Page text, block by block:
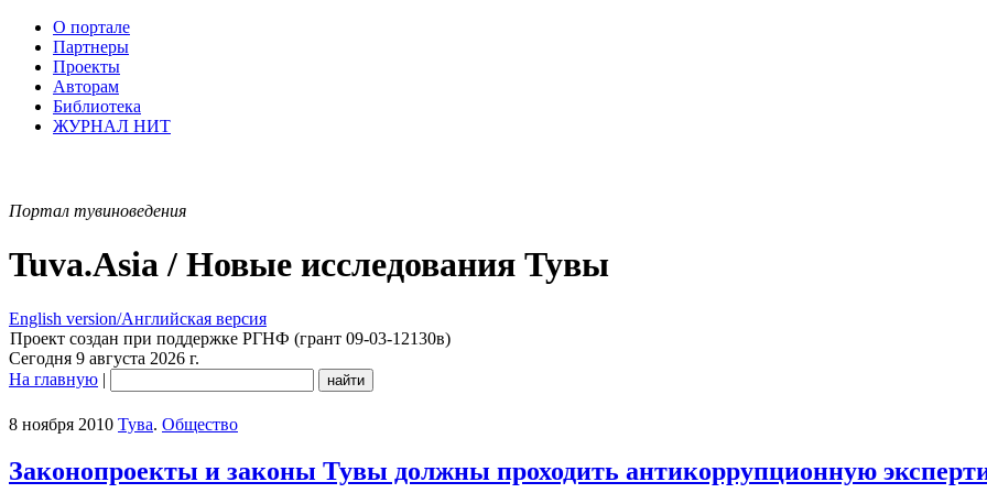
О портале
Партнеры
Проекты
Авторам
Библиотека
ЖУРНАЛ НИТ
Портал тувиноведения
Tuva.Asia / Новые исследования Тувы
English version/Английская версия
Проект создан при поддержке РГНФ (грант 09-03-12130в)
Сегодня 9 августа 2026 г.
На главную |
8 ноября 2010 Тува. Общество
Законопроекты и законы Тувы должны проходить антикоррупционную